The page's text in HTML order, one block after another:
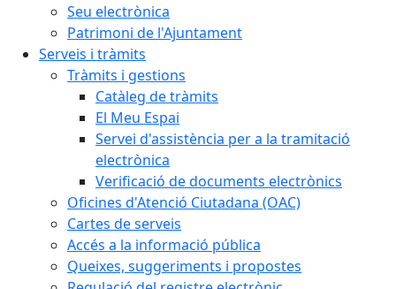
Seu electrònica
Patrimoni de l'Ajuntament
Serveis i tràmits
Tràmits i gestions
Catàleg de tràmits
El Meu Espai
Servei d'assistència per a la tramitació
electrònica
Verificació de documents electrònics
Oficines d'Atenció Ciutadana (OAC)
Cartes de serveis
Accés a la informació pública
Queixes, suggeriments i propostes